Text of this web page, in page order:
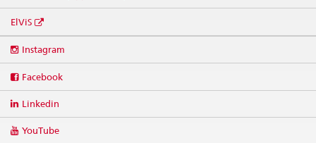
ElViS
media
Instagram
Facebook
Linkedin
YouTube